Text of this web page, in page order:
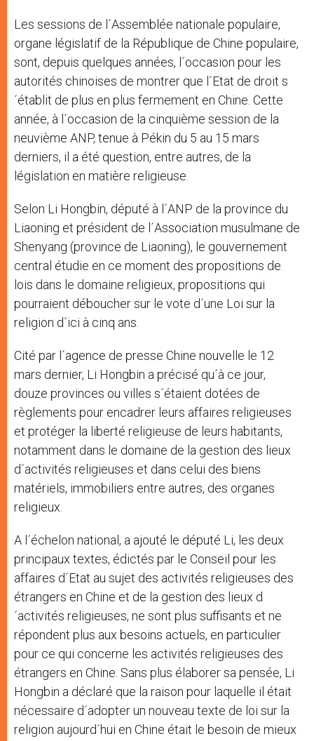
Les sessions de l´Assemblée nationale populaire,
organe législatif de la République de Chine populaire,
sont, depuis quelques années, l´occasion pour les
autorités chinoises de montrer que l´Etat de droit s
´établit de plus en plus fermement en Chine. Cette
année, à l´occasion de la cinquième session de la
neuvième ANP, tenue à Pékin du 5 au 15 mars
derniers, il a été question, entre autres, de la
législation en matière religieuse.
Selon Li Hongbin, député à l´ANP de la province du
Liaoning et président de l´Association musulmane de
Shenyang (province de Liaoning), le gouvernement
central étudie en ce moment des propositions de
lois dans le domaine religieux, propositions qui
pourraient déboucher sur le vote d´une Loi sur la
religion d´ici à cinq ans.
Cité par l´agence de presse Chine nouvelle le 12
mars dernier, Li Hongbin a précisé qu´à ce jour,
douze provinces ou villes s´étaient dotées de
règlements pour encadrer leurs affaires religieuses
et protéger la liberté religieuse de leurs habitants,
notamment dans le domaine de la gestion des lieux
d´activités religieuses et dans celui des biens
matériels, immobiliers entre autres, des organes
religieux.
A l´échelon national, a ajouté le député Li, les deux
principaux textes, édictés par le Conseil pour les
affaires d´Etat au sujet des activités religieuses des
étrangers en Chine et de la gestion des lieux d
´activités religieuses, ne sont plus suffisants et ne
répondent plus aux besoins actuels, en particulier
pour ce qui concerne les activités religieuses des
étrangers en Chine. Sans plus élaborer sa pensée, Li
Hongbin a déclaré que la raison pour laquelle il était
nécessaire d´adopter un nouveau texte de loi sur la
religion aujourd´hui en Chine était le besoin de mieux